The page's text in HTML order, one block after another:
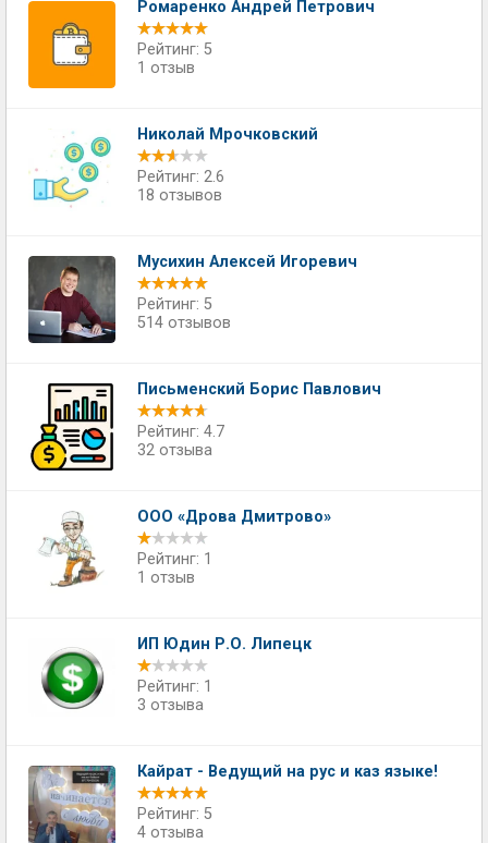
Ромаренко Андрей Петрович
Рейтинг: 5
1 отзыв
Николай Мрочковский
Рейтинг: 2.6
18 отзывов
Мусихин Алексей Игоревич
Рейтинг: 5
514 отзывов
Письменский Борис Павлович
Рейтинг: 4.7
32 отзыва
ООО «Дрова Дмитрово»
Рейтинг: 1
1 отзыв
ИП Юдин Р.О. Липецк
Рейтинг: 1
3 отзыва
Кайрат - Ведущий на рус и каз языке!
Рейтинг: 5
4 отзыва